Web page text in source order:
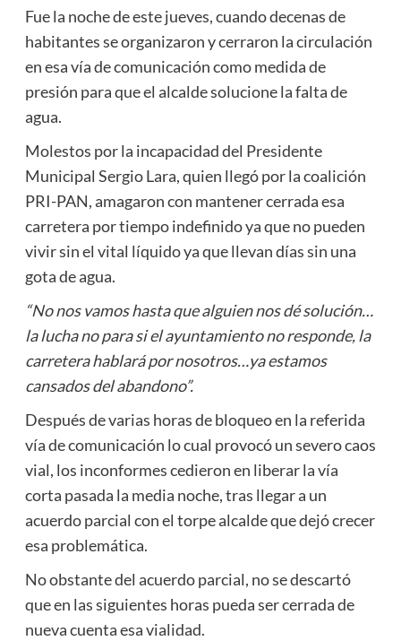
Fue la noche de este jueves, cuando decenas de
habitantes se organizaron y cerraron la circulación
en esa vía de comunicación como medida de
presión para que el alcalde solucione la falta de
agua.
Molestos por la incapacidad del Presidente
Municipal Sergio Lara, quien llegó por la coalición
PRI-PAN, amagaron con mantener cerrada esa
carretera por tiempo indefinido ya que no pueden
vivir sin el vital líquido ya que llevan días sin una
gota de agua.
“No nos vamos hasta que alguien nos dé solución…
la lucha no para si el ayuntamiento no responde, la
carretera hablará por nosotros…ya estamos
cansados del abandono”.
Después de varias horas de bloqueo en la referida
vía de comunicación lo cual provocó un severo caos
vial, los inconformes cedieron en liberar la vía
corta pasada la media noche, tras llegar a un
acuerdo parcial con el torpe alcalde que dejó crecer
esa problemática.
No obstante del acuerdo parcial, no se descartó
que en las siguientes horas pueda ser cerrada de
nueva cuenta esa vialidad.